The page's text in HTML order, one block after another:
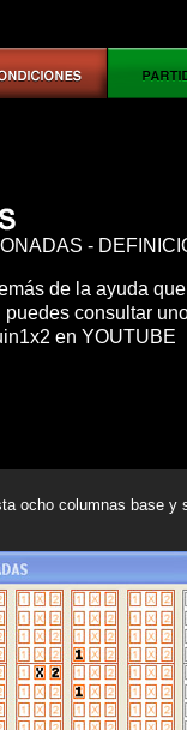
-
de la ayuda
consultar
en YOUTUBE
ocho columnas base